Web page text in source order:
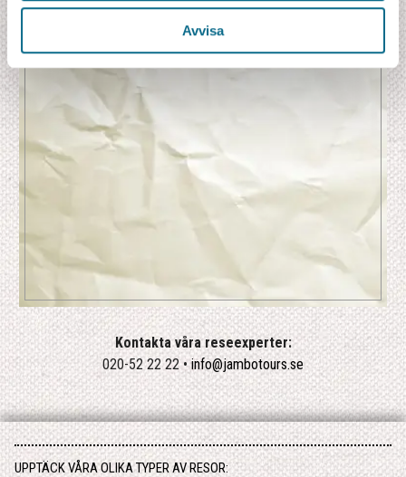
Avvisa
Kontakta våra reseexperter:
020-52 22 22 •info@jambotours.se
UPPTÄCK VÅRA OLIKA TYPER AV RESOR: